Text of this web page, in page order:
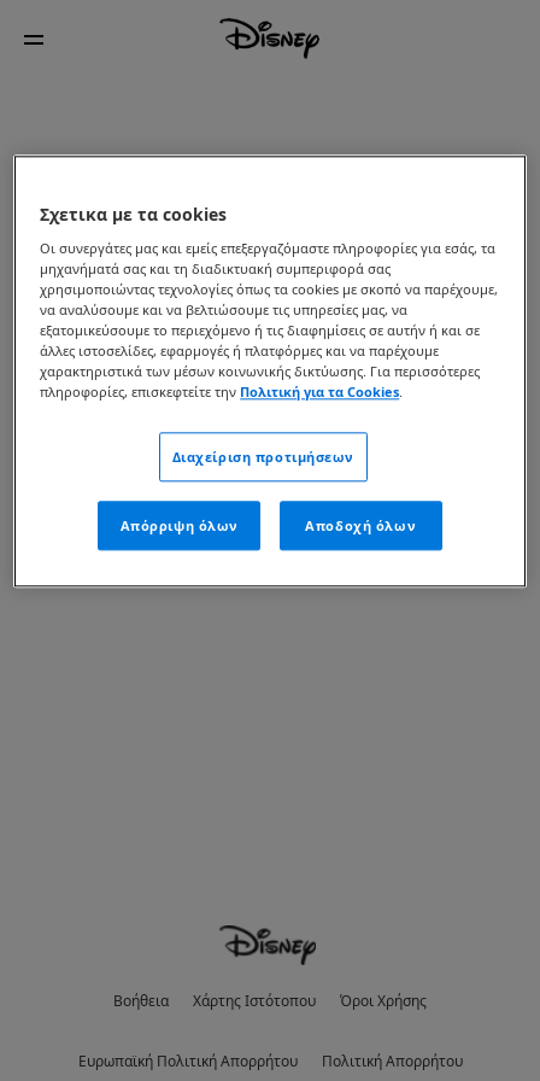
Βοήθεια Χάρτης Ιστότοπου Όροι Χρήσης
Eυρωπαϊκή Πολιτική Απορρήτου Πολιτική Απορρήτου
Σχετικα με τα cookies
Οι συνεργάτες μας και εμείς επεξεργαζόμαστε πληροφορίες για εσάς, τα
μηχανήματά σας και τη διαδικτυακή συμπεριφορά σας
χρησιμοποιώντας τεχνολογίες όπως τα cookies με σκοπό να παρέχουμε,
να αναλύσουμε και να βελτιώσουμε τις υπηρεσίες μας, να
εξατομικεύσουμε το περιεχόμενο ή τις διαφημίσεις σε αυτήν ή και σε
άλλες ιστοσελίδες, εφαρμογές ή πλατφόρμες και να παρέχουμε
χαρακτηριστικά των μέσων κοινωνικής δικτύωσης. Για περισσότερες
πληροφορίες, επισκεφτείτε την Πολιτική για τα Cookies.
Διαχείριση προτιμήσεων
Απόρριψη όλων Αποδοχή όλων